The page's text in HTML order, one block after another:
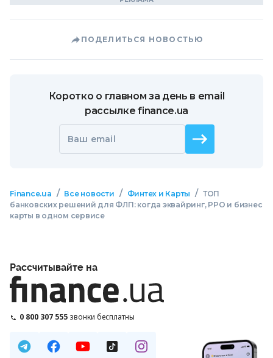
ПОДЕЛИТЬСЯ НОВОСТЬЮ
Коротко о главном за день в email
рассылке finance.ua
Ваш email
Finance.ua / Все новости / Финтех и Карты / ТОП
банковских решений для ФЛП: когда эквайринг, РРО и бизнес
карты в одном сервисе
Рассчитывайте на
0 800 307 555 звонки бесплатны